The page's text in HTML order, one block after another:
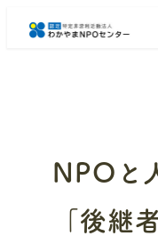
NPOと
「後継